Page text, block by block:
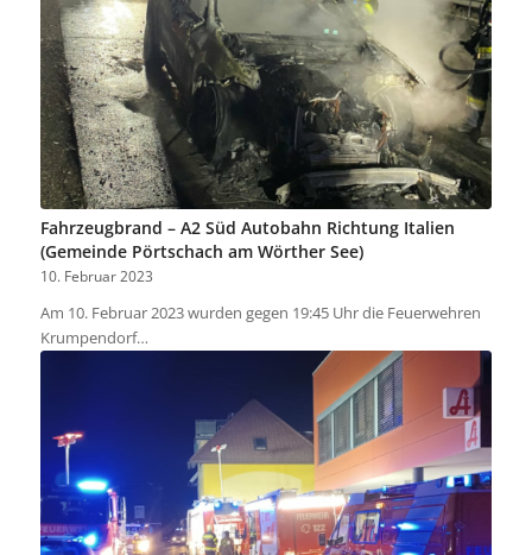
Fahrzeugbrand – A2 Süd Autobahn Richtung Italien
(Gemeinde Pörtschach am Wörther See)
10. Februar 2023
Am 10. Februar 2023 wurden gegen 19:45 Uhr die Feuerwehren
Krumpendorf…